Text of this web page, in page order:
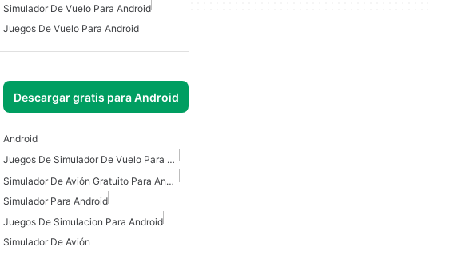
Simulador De Vuelo Para Android
Juegos De Vuelo Para Android
Descargar gratis para Android
Android
Juegos De Simulador De Vuelo Para Android
Simulador De Avión Gratuito Para Android
Simulador Para Android
Juegos De Simulacion Para Android
Simulador De Avión